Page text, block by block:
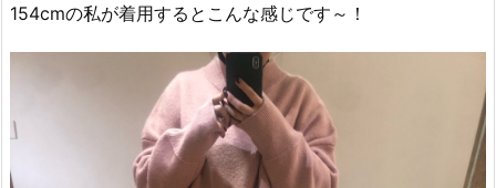
154cmの私が着用するとこんな感じです～！